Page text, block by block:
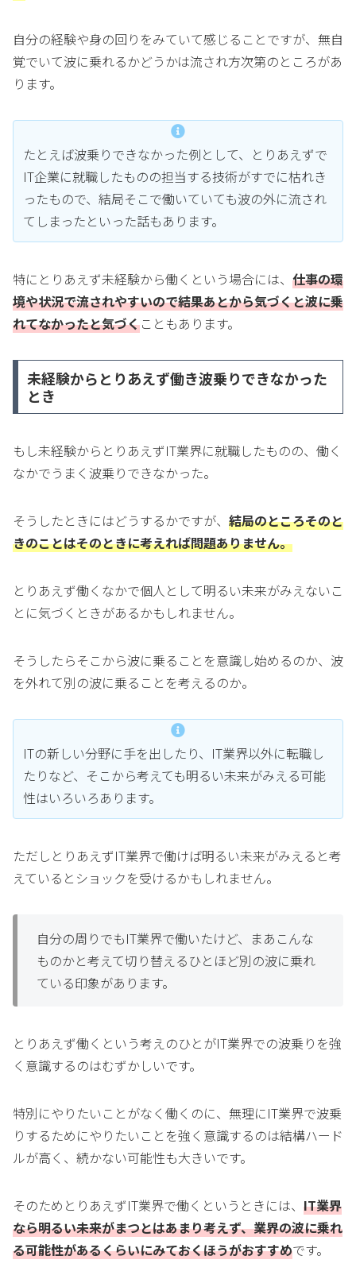
自分の経験や身の回りをみていて感じることですが、無自
覚でいて波に乗れるかどうかは流され方次第のところがあ
ります。
たとえば波乗りできなかった例として、とりあえずで
IT企業に就職したものの担当する技術がすでに枯れき
ったもので、結局そこで働いていても波の外に流され
てしまったといった話もあります。
特にとりあえず未経験から働くという場合には、 仕事の環
境や状況で流されやすいので結果あとから気づくと波に乗
れてなかったと気づくこともあります。
未経験からとりあえず働き波乗りできなかった
とき
もし未経験からとりあえずIT業界に就職したものの、働く
なかでうまく波乗りできなかった。
そうしたときにはどうするかですが、 結局のところそのと
きのことはそのときに考えれば問題ありません。
とりあえず働くなかで個人として明るい未来がみえないこ
とに気づくときがあるかもしれません。
そうしたらそこから波に乗ることを意識し始めるのか、波
を外れて別の波に乗ることを考えるのか。
ITの新しい分野に手を出したり、IT業界以外に転職し
たりなど、そこから考えても明るい未来がみえる可能
性はいろいろあります。
ただしとりあえずIT業界で働けば明るい未来がみえると考
えているとショックを受けるかもしれません。
自分の周りでもIT業界で働いたけど、まあこんな
ものかと考えて切り替えるひとほど別の波に乗れ
ている印象があります。
とりあえず働くという考えのひとがIT業界での波乗りを強
く意識するのはむずかしいです。
特別にやりたいことがなく働くのに、無理にIT業界で波乗
りするためにやりたいことを強く意識するのは結構ハード
ルが高く、続かない可能性も大きいです。
そのためとりあえずIT業界で働くというときには、 IT業界
なら明るい未来がまつとはあまり考えず、業界の波に乗れ
る可能性があるくらいにみておくほうがおすすめです。